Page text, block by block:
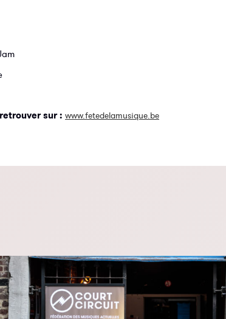
sur : www.fetedelamusique.be